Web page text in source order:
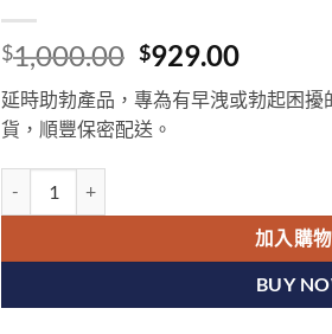
$1,000.00 Original
price
was:
$1,000.00.
$929.00Current
price
is:
延時助勃產品，專為有早洩或勃起困
貨，順豐保密配送。
加入購
BUY